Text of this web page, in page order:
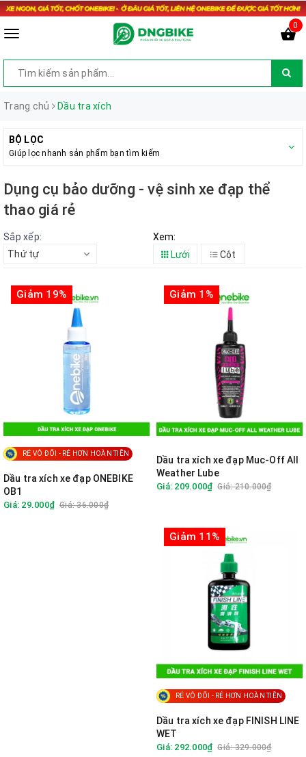
0
Trang chủ Dầu tra xích
BỘ LỌC
Giúp lọc nhanh sản phẩm bạn tìm kiếm
Dụng cụ bảo dưỡng - vệ sinh xe đạp thể
thao giá rẻ
Sắp xếp:
Thứ tự
Xem:
Lưới
Cột
Giảm 19%
RẺ VÔ ĐỐI - RẺ HƠN HOÀN TIỀN
Dầu tra xích xe đạp ONEBIKE
OB1
Giá: 29.000₫ Giá: 36.000₫
Giảm 1%
Dầu tra xích xe đạp Muc-Off All
Weather Lube
Giá: 209.000₫ Giá: 210.000₫
Giảm 11%
RẺ VÔ ĐỐI - RẺ HƠN HOÀN TIỀN
Dầu tra xích xe đạp FINISH LINE
WET
Giá: 292.000₫ Giá: 329.000₫